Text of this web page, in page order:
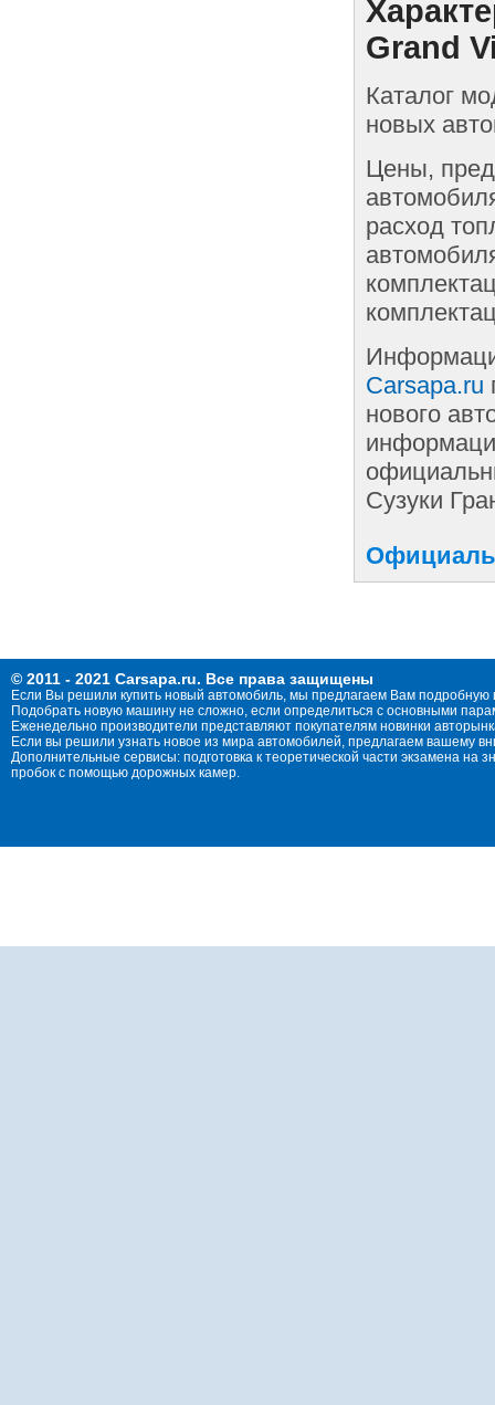
Grand
Каталог
новых
Цены,
расход
Carsapa.ru
нового
Сузуки
© 2011 - 2021 Carsapa.ru. Все права защищены
Если Вы решили купить новый автомобиль, мы предлагаем Вам
Подобрать новую машину не сложно, если определиться с основными
Еженедельно производители представляют покупателям новинки
Если вы решили узнать новое из мира автомобилей, предлагаем вашему
Дополнительные сервисы: подготовка к теоретической части экзамена
пробок с помощью дорожных камер.